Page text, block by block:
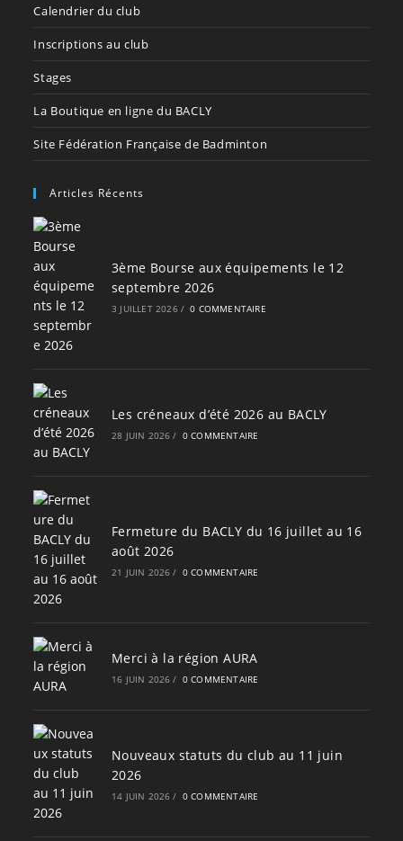
Calendrier du club
Inscriptions au club
Stages
La Boutique en ligne du BACLY
Site Fédération Française de Badminton
Articles Récents
3ème Bourse aux équipements le 12
septembre 2026
3 JUILLET 2026 / 0 COMMENTAIRE
Les créneaux d’été 2026 au BACLY
28 JUIN 2026 / 0 COMMENTAIRE
Fermeture du BACLY du 16 juillet au 16
août 2026
21 JUIN 2026 / 0 COMMENTAIRE
Merci à la région AURA
16 JUIN 2026 / 0 COMMENTAIRE
Nouveaux statuts du club au 11 juin
2026
14 JUIN 2026 / 0 COMMENTAIRE